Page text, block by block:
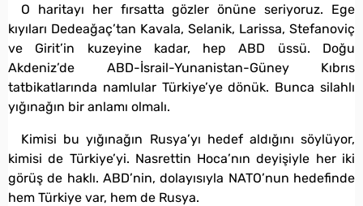
O haritayı her fırsatta gözler önüne seriyoruz. Ege
kıyıları Dedeağaç’tan Kavala, Selanik, Larissa, Stefanoviç
ve Girit’in kuzeyine kadar, hep ABD üssü. Doğu
Akdeniz’de ABD-İsrail-Yunanistan-Güney Kıbrıs
tatbikatlarında namlular Türkiye’ye dönük. Bunca silahlı
yığınağın bir anlamı olmalı.
Kimisi bu yığınağın Rusya’yı hedef aldığını söylüyor,
kimisi de Türkiye’yi. Nasrettin Hoca’nın deyişiyle her iki
görüş de haklı. ABD’nin, dolayısıyla NATO’nun hedefinde
hem Türkiye var, hem de Rusya.